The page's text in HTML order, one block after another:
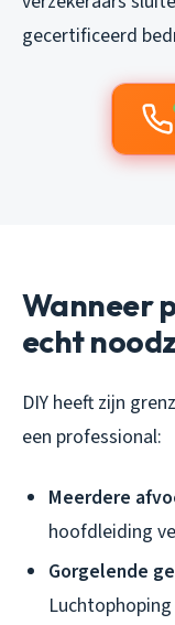
gecertificeerd
Wanneer
echt
DIY heeft zijn
een professional:
Meerdere
hoofdleiding
Gorgelende